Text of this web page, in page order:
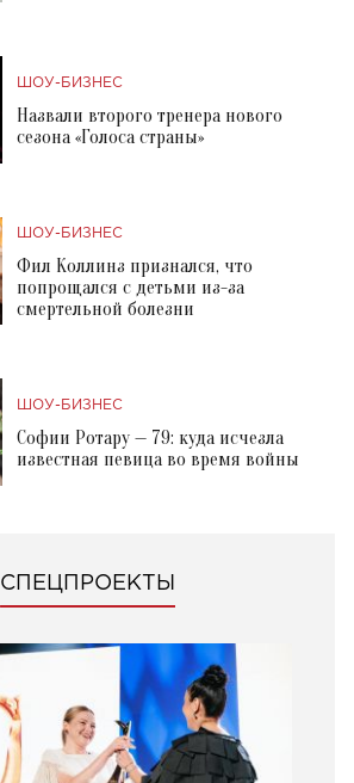
ШОУ-БИЗНЕС
Назвали второго тренера нового
сезона «Голоса страны»
ШОУ-БИЗНЕС
Фил Коллинз признался, что
попрощался с детьми из-за
смертельной болезни
ШОУ-БИЗНЕС
Софии Ротару — 79: куда исчезла
известная певица во время войны
СПЕЦПРОЕКТЫ